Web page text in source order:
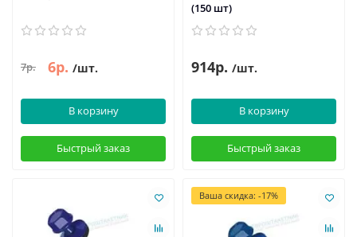
7р. 6р. /шт.
В корзину
Быстрый заказ
(150 шт)
914р. /шт.
В корзину
Быстрый заказ
Ваша скидка: -17%